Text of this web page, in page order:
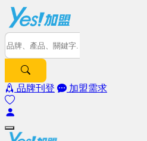
品牌刊登 加盟需求